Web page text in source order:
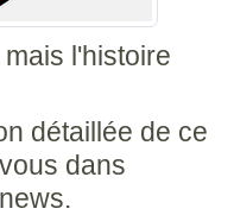
l'histoire
détaillée de ce
dans